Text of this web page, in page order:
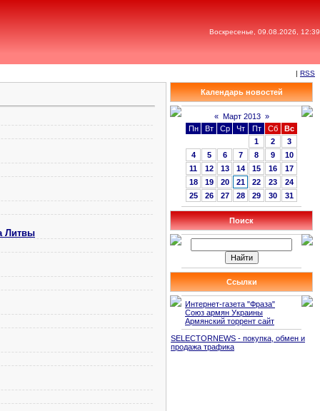
Воскресенье, 09.08.2026, 12:39
| RSS
Литвы
Календарь новостей
« Март 2013 »
Пн
Вт Ср Чт Пт Сб
Вс
1
2
3
4
5 6 7 8 9
10
11
12 13 14 15 16
17
18
19 20 21 22 23
24
25
26 27 28 29 30 31
Поиск
Ссылки
Интернет-газета "Фраза"
Союз армян Украины
Армянский торрент сайт
SELECTORNEWS - покупка, обмен и
продажа трафика